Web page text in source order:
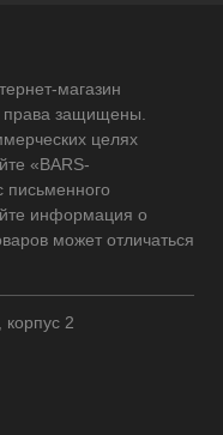
магазин
права защищены.
целях
«BARS-
письменного
информация о
может отличаться
корпус 2